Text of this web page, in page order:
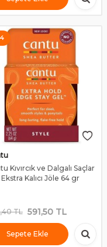
Kıvırcık ve Dalgalı Saçlar
Kalıcı Jöle 64 gr
TL 591,50 TL
Sepete Ekle